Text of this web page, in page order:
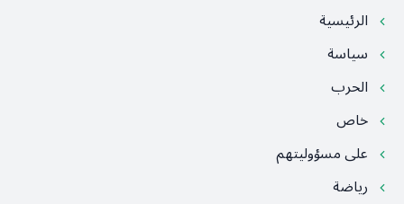
الرئيسية
سياسة
الحرب
خاص
على مسؤوليتهم
رياضة